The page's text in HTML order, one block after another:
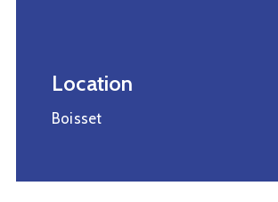
Location
Boisset